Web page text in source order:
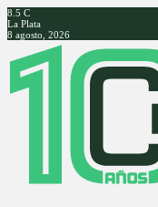
8.5 C
La Plata
8 agosto, 2026
Facebook
Twitter
Instagram
Youtube